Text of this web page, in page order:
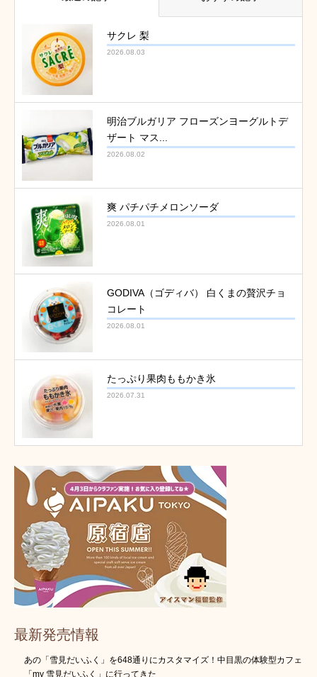
サクレ 梨
2026.08.03
明治ブルガリア フローズンヨーグルトデ
ザート マス...
2026.08.02
爽 パチパチメロンソーダ
2026.08.01
GODIVA（ゴディバ） 白くまの贅沢チョ
コレート
2026.08.01
たっぷり果肉ももかき氷
2026.07.31
最新発売情報
あの「雪見だいふく」を648通りにカスタマイズ！中目黒の体験型カフェ
「my 雪見だいふく」に行ってきた